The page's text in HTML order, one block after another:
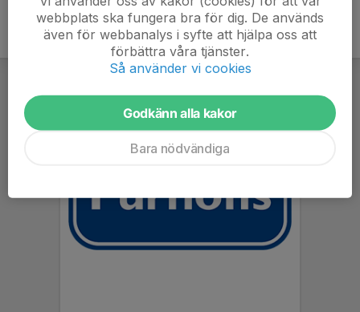
webbplats ska fungera bra för dig. De används
även för webbanalys i syfte att hjälpa oss att
förbättra våra tjänster.
Så använder vi cookies
Godkänn alla kakor
Bara nödvändiga